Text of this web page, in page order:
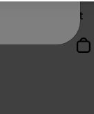
Running Night